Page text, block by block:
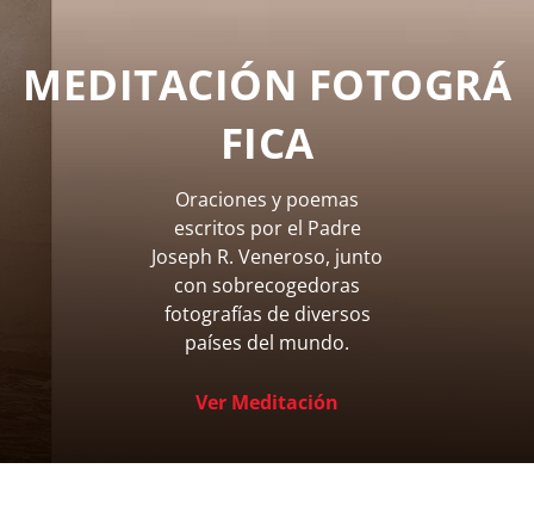
MEDITACIÓN FOTOGRÁ
FICA
Oraciones y poemas
escritos por el Padre
Joseph R. Veneroso, junto
con sobrecogedoras
fotografías de diversos
países del mundo.
Ver Meditación